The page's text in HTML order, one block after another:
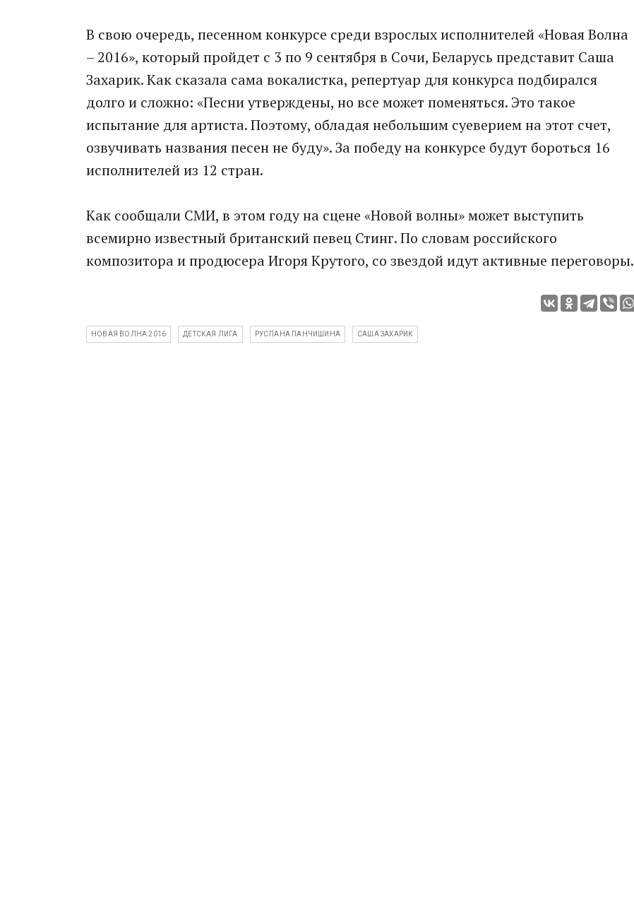
В свою очередь, песенном конкурсе среди взрослых исполнителей «Новая Волна
– 2016», который пройдет с 3 по 9 сентября в Сочи, Беларусь представит Саша
Захарик. Как сказала сама вокалистка, репертуар для конкурса подбирался
долго и сложно: «Песни утверждены, но все может поменяться. Это такое
испытание для артиста. Поэтому, обладая небольшим суеверием на этот счет,
озвучивать названия песен не буду». За победу на конкурсе будут бороться 16
исполнителей из 12 стран.
Как сообщали СМИ, в этом году на сцене «Новой волны» может выступить
всемирно известный британский певец Стинг. По словам российского
композитора и продюсера Игоря Крутого, со звездой идут активные переговоры.
НОВАЯ ВОЛНА 2016 ДЕТСКАЯ ЛИГА РУСЛАНА ПАНЧИШИНА САША ЗАХАРИК